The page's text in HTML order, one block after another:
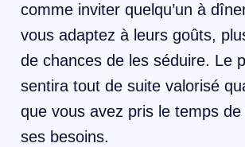
comme inviter quelqu’un à
vous adaptez à leurs goûts,
de chances de les séduire. Le
sentira tout de suite valorisé
que vous avez pris le temps
ses besoins.